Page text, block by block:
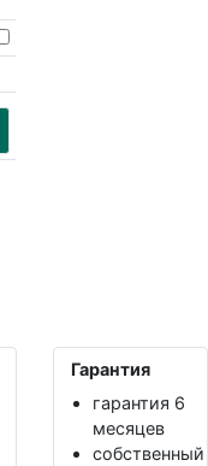
Гарантия
гарантия 6
месяцев
собственный